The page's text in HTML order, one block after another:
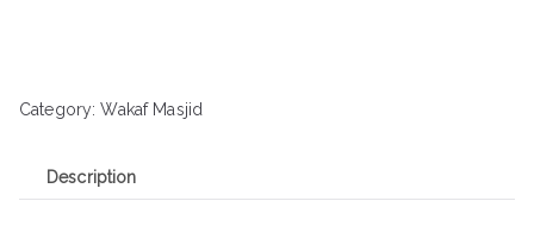
Category:Wakaf Masjid
Description